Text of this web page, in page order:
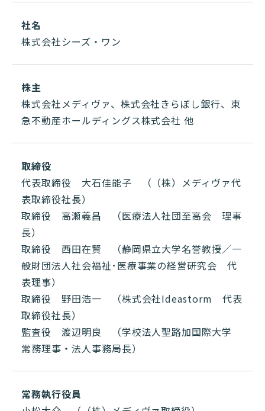
社名
株式会社シーズ・ワン
株主
株式会社メディヴァ、株式会社きらぼし銀行、東
急不動産ホールディングス株式会社 他
取締役
代表取締役 大石佳能子 （（株）メディヴァ代
表取締役社長）
取締役 高瀬義昌 （医療法人社団至高会 理事
長）
取締役 西田在賢 （静岡県立大学名誉教授／一
般財団法人社会福祉･医療事業の経営研究会 代
表理事）
取締役 野田浩一 （株式会社Ideastorm 代表
取締役社長）
監査役 渡辺明良 （学校法人聖路加国際大学
常務理事・法人事務局長）
常務執行役員